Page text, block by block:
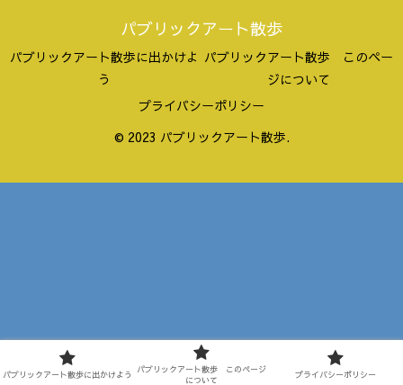
パブリックアート散歩
パブリックアート散歩に出かけよ
う
パブリックアート散歩 このペー
ジについて
プライバシーポリシー
© 2023 パブリックアート散歩.
パブリックアート散歩に出かけよう
パブリックアート散歩 このページ
について
プライバシーポリシー